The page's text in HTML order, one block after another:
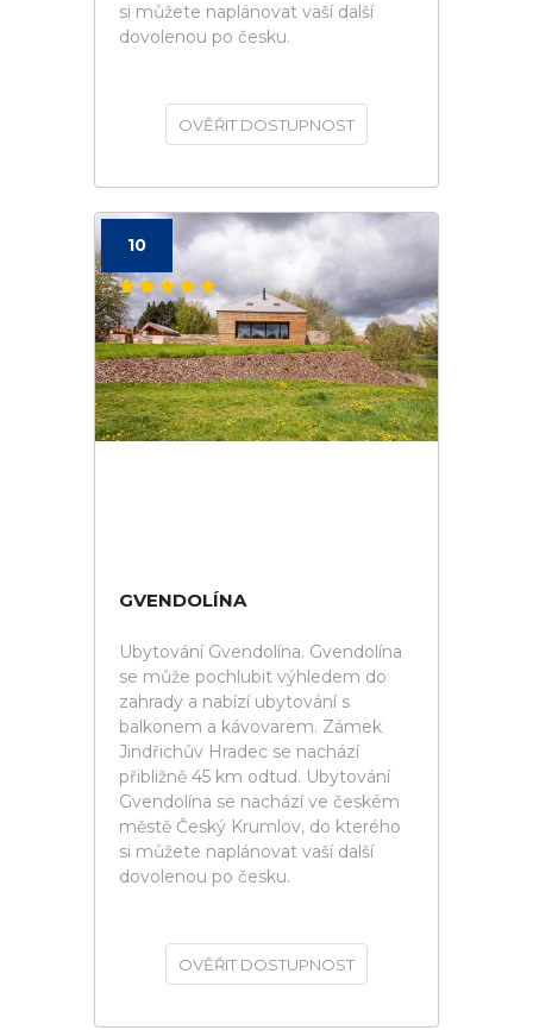
si můžete naplánovat vaší další
dovolenou po česku.
OVĚŘIT DOSTUPNOST
10
GVENDOLÍNA
Ubytování Gvendolína. Gvendolína
se může pochlubit výhledem do
zahrady a nabízí ubytování s
balkonem a kávovarem. Zámek
Jindřichův Hradec se nachází
přibližně 45 km odtud. Ubytování
Gvendolína se nachází ve českém
městě Český Krumlov, do kterého
si můžete naplánovat vaší další
dovolenou po česku.
OVĚŘIT DOSTUPNOST